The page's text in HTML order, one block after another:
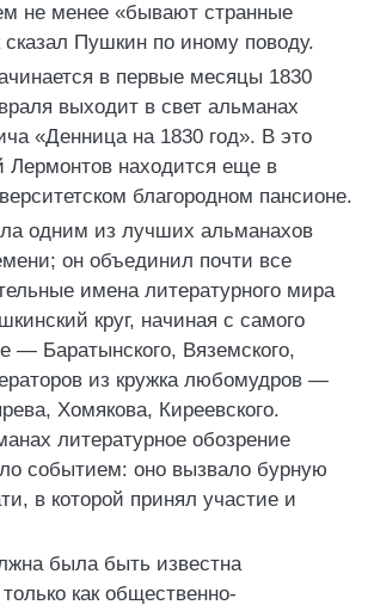
не менее «бывают странные
сказал Пушкин по иному поводу.
в первые месяцы 1830
выходит в свет альманах
«Денница на 1830 год». В это
Лермонтов находится еще в
благородном пансионе.
одним из лучших альманахов
он объединил почти все
имена литературного мира
круг, начиная с самого
— Баратынского, Вяземского,
из кружка любомудров —
Хомякова, Киреевского.
литературное обозрение
событием: оно вызвало бурную
в которой принял участие и
была быть известна
как общественно-